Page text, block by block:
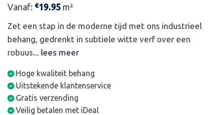
Vanaf: €19.95 m²
Zet een stap in de moderne tijd met ons industrieel
behang, gedrenkt in subtiele witte verf over een
robuus... lees meer
Hoge kwaliteit behang
Uitstekende klantenservice
Gratis verzending
Veilig betalen met iDeal